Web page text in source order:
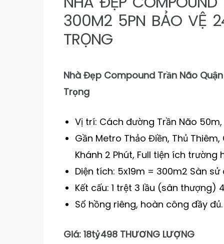
300M2 5PN BẢO VỆ
TRỌNG
Nhà Đẹp Compound Trần Não
Trọng
Vị trí: Cách đường Trần Não
Gần Metro Thảo Điền, Thủ
Khánh 2 Phút, Full tiện ích trường
Diện tích: 5x19m = 300m2 Sàn sử
Kết cấu: 1 trệt 3 lầu (sân thượng)
Sổ hồng riêng, hoàn công đầy đủ.
Giá: 18tỷ498 THƯƠNG LƯỢNG